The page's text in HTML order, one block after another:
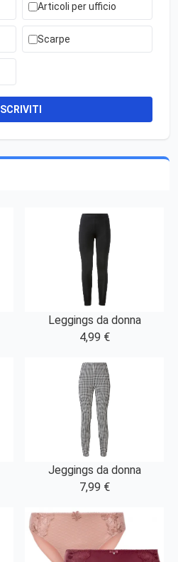
Articoli per ufficio
Scarpe
ISCRIVITI
Leggings da donna
4,99 €
Jeggings da donna
7,99 €